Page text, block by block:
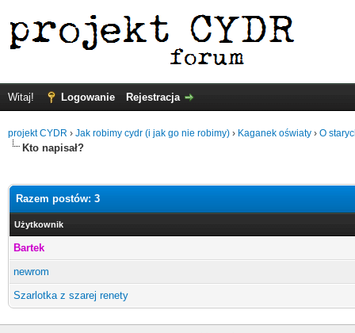
Witaj! Logowanie Rejestracja
projekt CYDR › Jak robimy cydr (i jak go nie robimy) › Kaganek oświaty › O
Kto napisał?
Razem postów: 3
Użytkownik
Bartek
newrom
Szarlotka z szarej renety